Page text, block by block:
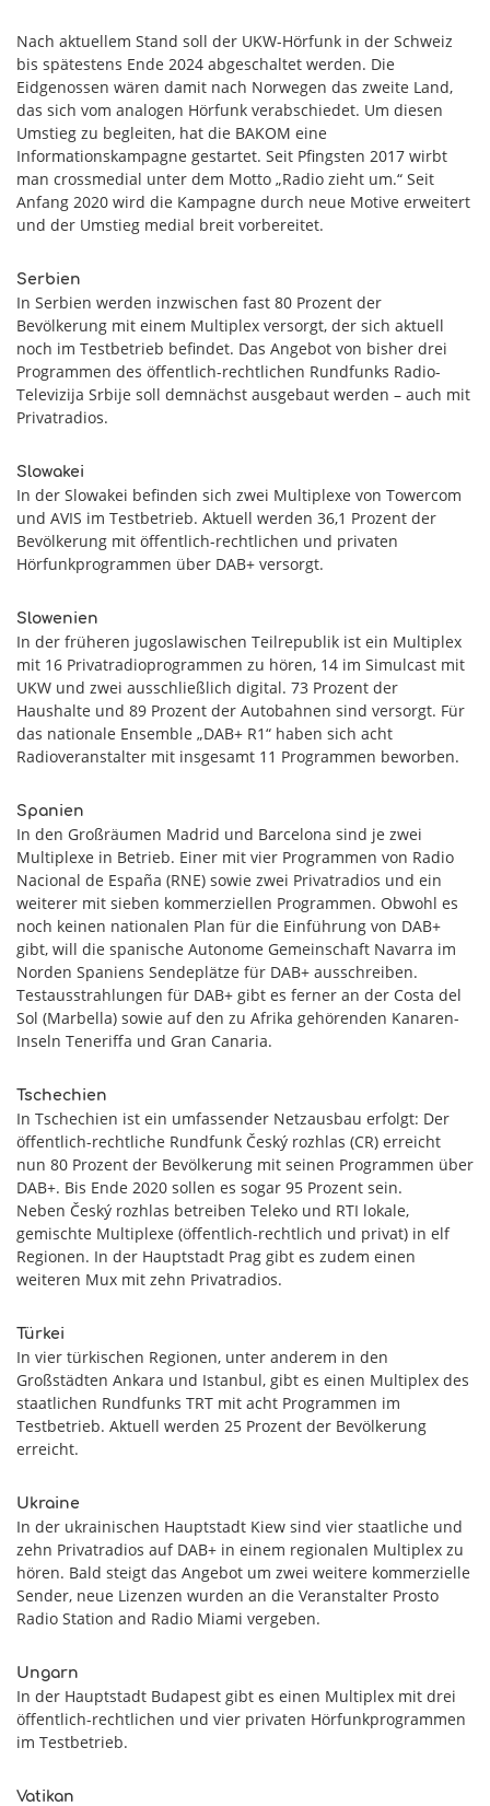
Nach aktuellem Stand soll der UKW-Hörfunk in der Schweiz
bis spätestens Ende 2024 abgeschaltet werden. Die
Eidgenossen wären damit nach Norwegen das zweite Land,
das sich vom analogen Hörfunk verabschiedet. Um diesen
Umstieg zu begleiten, hat die BAKOM eine
Informationskampagne gestartet. Seit Pfingsten 2017 wirbt
man crossmedial unter dem Motto „Radio zieht um.“ Seit
Anfang 2020 wird die Kampagne durch neue Motive erweitert
und der Umstieg medial breit vorbereitet.
Serbien
In Serbien werden inzwischen fast 80 Prozent der
Bevölkerung mit einem Multiplex versorgt, der sich aktuell
noch im Testbetrieb befindet. Das Angebot von bisher drei
Programmen des öffentlich-rechtlichen Rundfunks Radio-
Televizija Srbije soll demnächst ausgebaut werden – auch mit
Privatradios.
Slowakei
In der Slowakei befinden sich zwei Multiplexe von Towercom
und AVIS im Testbetrieb. Aktuell werden 36,1 Prozent der
Bevölkerung mit öffentlich-rechtlichen und privaten
Hörfunkprogrammen über DAB+ versorgt.
Slowenien
In der früheren jugoslawischen Teilrepublik ist ein Multiplex
mit 16 Privatradioprogrammen zu hören, 14 im Simulcast mit
UKW und zwei ausschließlich digital. 73 Prozent der
Haushalte und 89 Prozent der Autobahnen sind versorgt. Für
das nationale Ensemble „DAB+ R1“ haben sich acht
Radioveranstalter mit insgesamt 11 Programmen beworben.
Spanien
In den Großräumen Madrid und Barcelona sind je zwei
Multiplexe in Betrieb. Einer mit vier Programmen von Radio
Nacional de España (RNE) sowie zwei Privatradios und ein
weiterer mit sieben kommerziellen Programmen. Obwohl es
noch keinen nationalen Plan für die Einführung von DAB+
gibt, will die spanische Autonome Gemeinschaft Navarra im
Norden Spaniens Sendeplätze für DAB+ ausschreiben.
Testausstrahlungen für DAB+ gibt es ferner an der Costa del
Sol (Marbella) sowie auf den zu Afrika gehörenden Kanaren-
Inseln Teneriffa und Gran Canaria.
Tschechien
In Tschechien ist ein umfassender Netzausbau erfolgt: Der
öffentlich-rechtliche Rundfunk Český rozhlas (CR) erreicht
nun 80 Prozent der Bevölkerung mit seinen Programmen über
DAB+. Bis Ende 2020 sollen es sogar 95 Prozent sein.
Neben Český rozhlas betreiben Teleko und RTI lokale,
gemischte Multiplexe (öffentlich-rechtlich und privat) in elf
Regionen. In der Hauptstadt Prag gibt es zudem einen
weiteren Mux mit zehn Privatradios.
Türkei
In vier türkischen Regionen, unter anderem in den
Großstädten Ankara und Istanbul, gibt es einen Multiplex des
staatlichen Rundfunks TRT mit acht Programmen im
Testbetrieb. Aktuell werden 25 Prozent der Bevölkerung
erreicht.
Ukraine
In der ukrainischen Hauptstadt Kiew sind vier staatliche und
zehn Privatradios auf DAB+ in einem regionalen Multiplex zu
hören. Bald steigt das Angebot um zwei weitere kommerzielle
Sender, neue Lizenzen wurden an die Veranstalter Prosto
Radio Station and Radio Miami vergeben.
Ungarn
In der Hauptstadt Budapest gibt es einen Multiplex mit drei
öffentlich-rechtlichen und vier privaten Hörfunkprogrammen
im Testbetrieb.
Vatikan